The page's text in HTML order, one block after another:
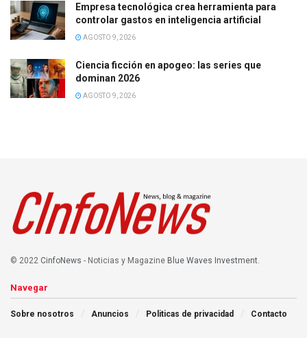
Empresa tecnológica crea herramienta para
controlar gastos en inteligencia artificial
AGOSTO 9, 2026
Ciencia ficción en apogeo: las series que
dominan 2026
AGOSTO 9, 2026
© 2022 CinfoNews - Noticias y Magazine Blue Waves Investment.
Navegar
Sobre nosotros Anuncios Politicas de privacidad Contacto